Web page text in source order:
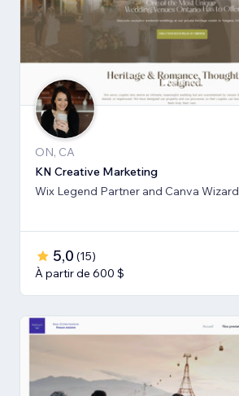
ON, CA
KN Creative Marketing
Wix Legend Partner and Canva Wizard
5,0 (15)
À partir de 600 $